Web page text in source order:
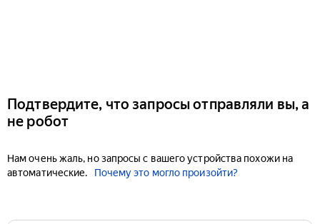
Подтвердите, что запросы отправляли вы, а
не робот
Нам очень жаль, но запросы с вашего устройства похожи на
автоматические.
Почему это могло произойти?